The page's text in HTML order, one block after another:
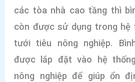
các tòa nhà cao tầng thì
còn được sử dụng trong hệ
tưới tiêu nông nghiệp.
được lắp đặt vào hệ
nông nghiệp để giúp ổn